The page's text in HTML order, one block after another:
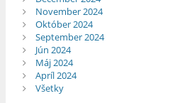
November 2024
Október 2024
September 2024
Jún 2024
Máj 2024
Apríl 2024
Všetky